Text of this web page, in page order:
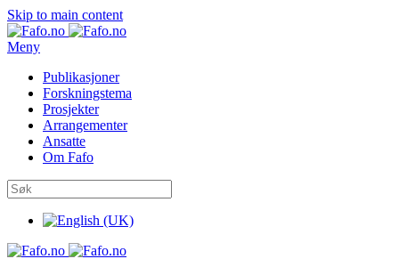
Skip to main content
Meny
Publikasjoner
Forskningstema
Prosjekter
Arrangementer
Ansatte
Om Fafo